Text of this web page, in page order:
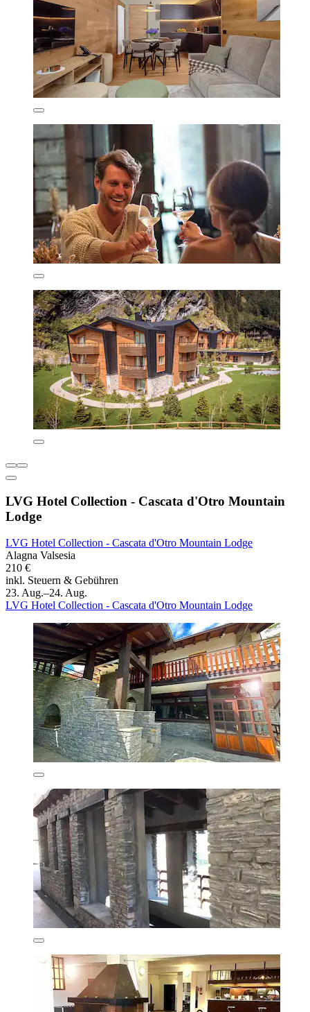
LVG Hotel Collection - Cascata d'Otro Mountain
Lodge
LVG Hotel Collection - Cascata d'Otro Mountain Lodge
Alagna Valsesia
210 €
inkl. Steuern & Gebühren
23. Aug.–24. Aug.
LVG Hotel Collection - Cascata d'Otro Mountain Lodge